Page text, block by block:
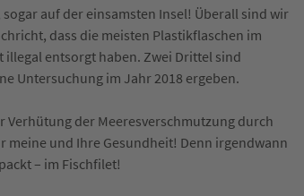
auf der einsamsten Insel! Überall sind wir
dass die meisten Plastikflaschen im
entsorgt haben. Zwei Drittel sind
Untersuchung im Jahr 2018 ergeben.
der Meeresverschmutzung durch
meine und Ihre Gesundheit! Denn irgendwann
– im Fischfilet!